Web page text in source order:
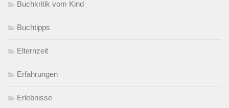
Buchkritik vom Kind
Buchtipps
Elternzeit
Erfahrungen
Erlebnisse